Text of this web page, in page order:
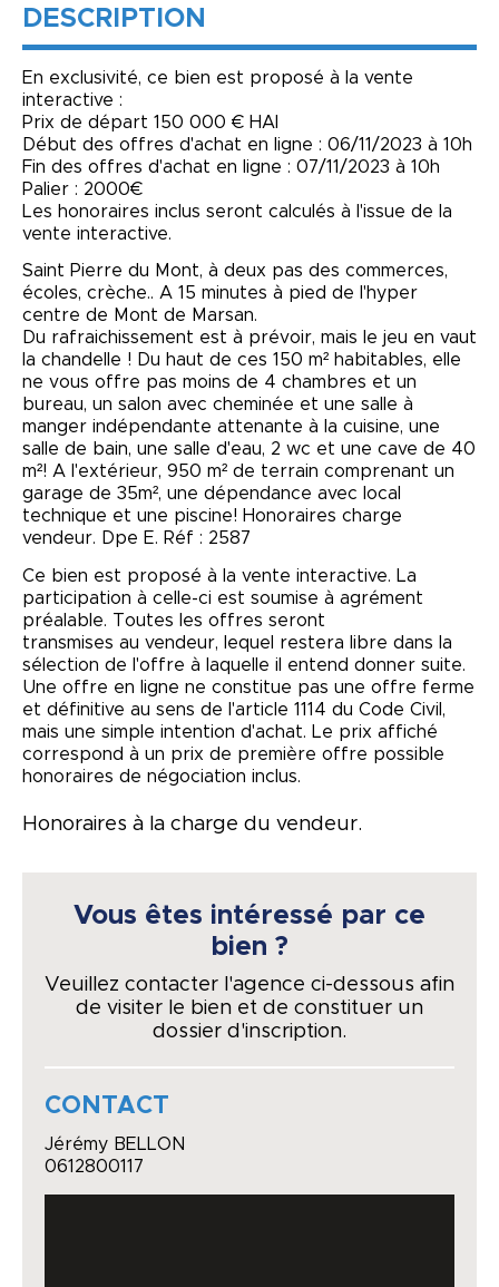
DESCRIPTION
En exclusivité, ce bien est proposé à la vente
interactive :
Prix de départ 150 000 € HAI
Début des offres d'achat en ligne : 06/11/2023 à 10h
Fin des offres d'achat en ligne : 07/11/2023 à 10h
Palier : 2000€
Les honoraires inclus seront calculés à l'issue de la
vente interactive.
Saint Pierre du Mont, à deux pas des commerces,
écoles, crèche.. A 15 minutes à pied de l'hyper
centre de Mont de Marsan.
Du rafraichissement est à prévoir, mais le jeu en vaut
la chandelle ! Du haut de ces 150 m² habitables, elle
ne vous offre pas moins de 4 chambres et un
bureau, un salon avec cheminée et une salle à
manger indépendante attenante à la cuisine, une
salle de bain, une salle d'eau, 2 wc et une cave de 40
m²! A l'extérieur, 950 m² de terrain comprenant un
garage de 35m², une dépendance avec local
technique et une piscine! Honoraires charge
vendeur. Dpe E. Réf : 2587
Ce bien est proposé à la vente interactive. La
participation à celle-ci est soumise à agrément
préalable. Toutes les offres seront
transmises au vendeur, lequel restera libre dans la
sélection de l'offre à laquelle il entend donner suite.
Une offre en ligne ne constitue pas une offre ferme
et définitive au sens de l'article 1114 du Code Civil,
mais une simple intention d'achat. Le prix affiché
correspond à un prix de première offre possible
honoraires de négociation inclus.
Honoraires à la charge du vendeur.
Vous êtes intéressé par ce
bien ?
Veuillez contacter l'agence ci-dessous afin
de visiter le bien et de constituer un
dossier d'inscription.
CONTACT
Jérémy BELLON
0612800117